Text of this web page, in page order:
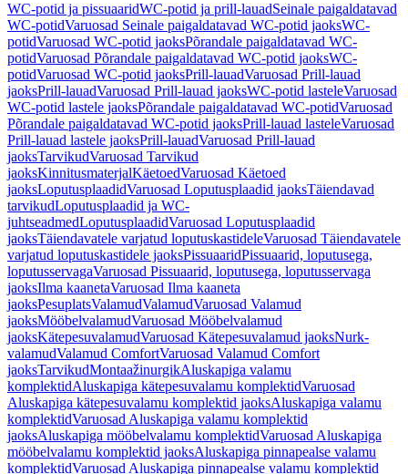
WC-potid ja pissuaaridWC-potid ja prill-lauadSeinale paigaldatavad
WC-potidVaruosad Seinale paigaldatavad WC-potid jaoksWC-
potidVaruosad WC-potid jaoksPõrandale paigaldatavad WC-
potidVaruosad Põrandale paigaldatavad WC-potid jaoksWC-
potidVaruosad WC-potid jaoksPrill-lauadVaruosad Prill-lauad
jaoksPrill-lauadVaruosad Prill-lauad jaoksWC-potid lasteleVaruosad
WC-potid lastele jaoksPõrandale paigaldatavad WC-potidVaruosad
Põrandale paigaldatavad WC-potid jaoksPrill-lauad lasteleVaruosad
Prill-lauad lastele jaoksPrill-lauadVaruosad Prill-lauad
jaoksTarvikudVaruosad Tarvikud
jaoksKinnitusmaterjalKäetoedVaruosad Käetoed
jaoksLoputusplaadidVaruosad Loputusplaadid jaoksTäiendavad
tarvikudLoputusplaadid ja WC-
juhtseadmedLoputusplaadidVaruosad Loputusplaadid
jaoksTäiendavatele varjatud loputuskastideleVaruosad Täiendavatele
varjatud loputuskastidele jaoksPissuaaridPissuaarid, loputusega,
loputusservagaVaruosad Pissuaarid, loputusega, loputusservaga
jaoksIlma kaanetaVaruosad Ilma kaaneta
jaoksPesuplatsValamudValamudVaruosad Valamud
jaoksMööbelvalamudVaruosad Mööbelvalamud
jaoksKätepesuvalamudVaruosad Kätepesuvalamud jaoksNurk-
valamudValamud ComfortVaruosad Valamud Comfort
jaoksTarvikudMontaažinurgikAluskapiga valamu
komplektidAluskapiga kätepesuvalamu komplektidVaruosad
Aluskapiga kätepesuvalamu komplektid jaoksAluskapiga valamu
komplektidVaruosad Aluskapiga valamu komplektid
jaoksAluskapiga mööbelvalamu komplektidVaruosad Aluskapiga
mööbelvalamu komplektid jaoksAluskapiga pinnapealse valamu
komplektidVaruosad Aluskapiga pinnapealse valamu komplektid